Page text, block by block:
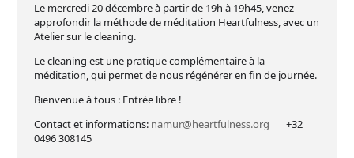
Le mercredi 20 décembre à partir de 19h à 19h45, venez
approfondir la méthode de méditation Heartfulness, avec un
Atelier sur le cleaning.
Le cleaning est une pratique complémentaire à la
méditation, qui permet de nous régénérer en fin de journée.
Bienvenue à tous : Entrée libre !
Contact et informations: namur@heartfulness.org +32
0496 308145